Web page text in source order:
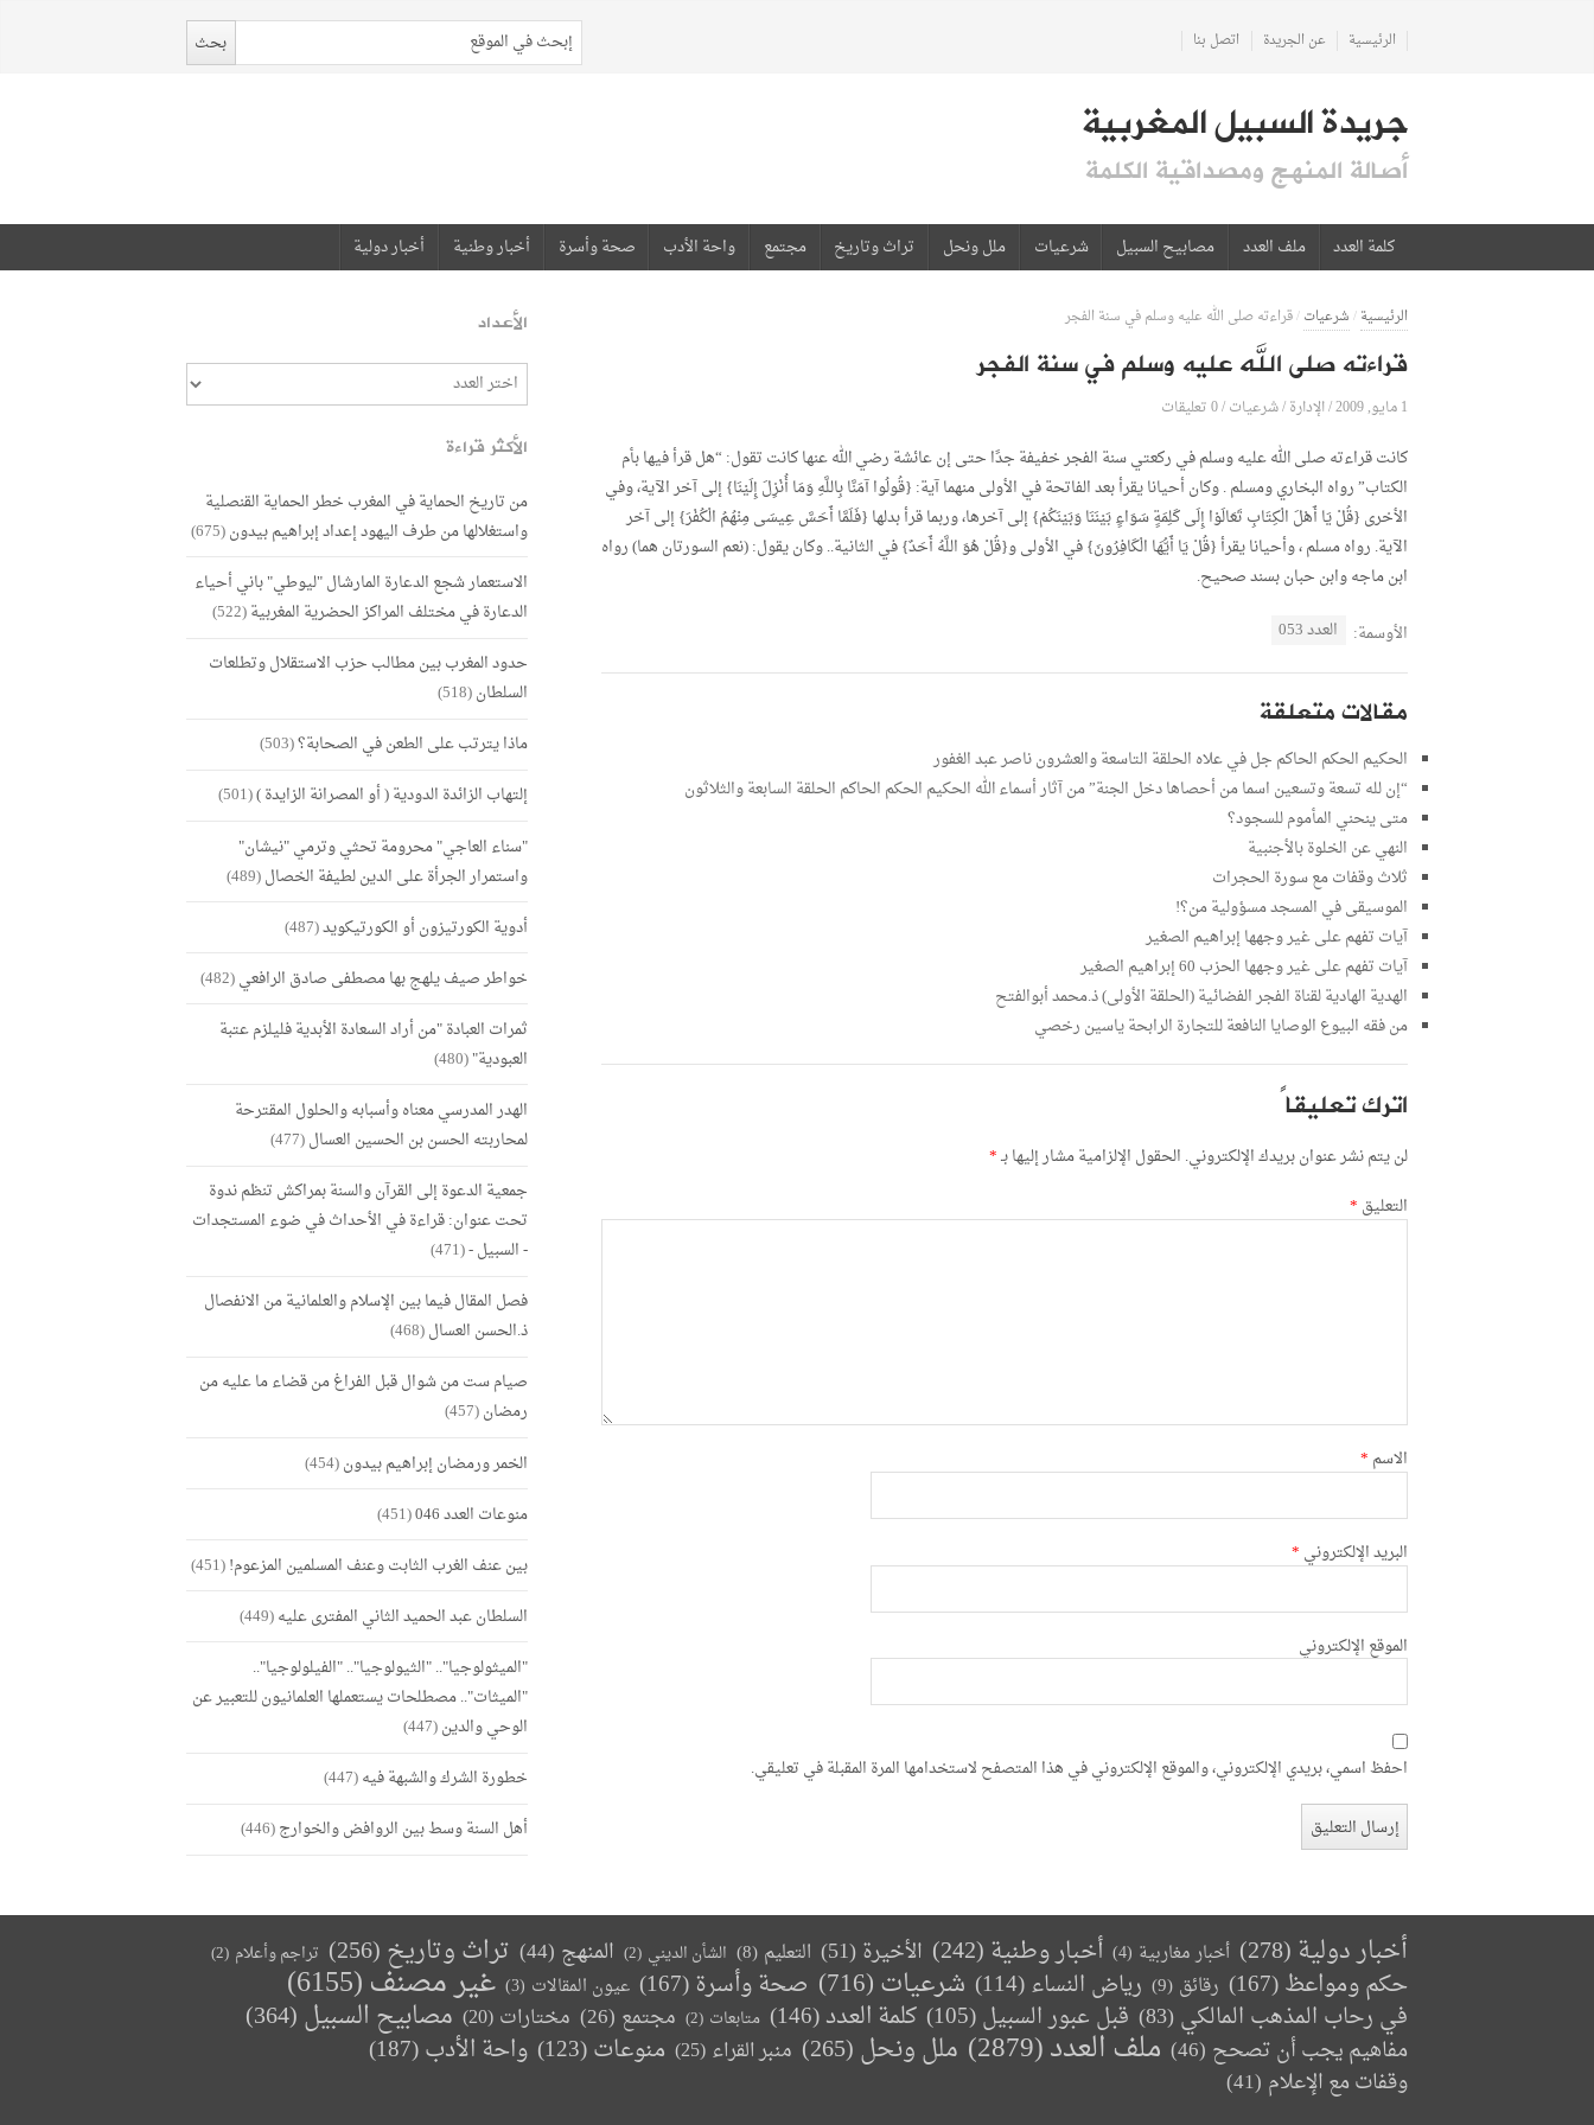
الرئيسية عن الجريدة اتصل بنا
جريدة السبيل المغربية
أصالة المنهج ومصداقية الكلمة
كلمة العدد ملف العدد مصابيح السبيل شرعيات ملل ونحل تراث وتاريخ مجتمع واحة الأدب صحة وأسرة أخبار وطنية أخبار دولية
الرئيسية/شرعيات/قراءته صلى الله عليه وسلم في سنة الفجر
قراءته صلى الله عليه وسلم في سنة الفجر
1 مايو, 2009 /الإدارة/شرعيات/0 تعليقات
كانت قراءته صلى الله عليه وسلم في ركعتي سنة الفجر خفيفة جدًا حتى إن عائشة رضي الله عنها كانت تقول: “هل قرأ فيها بأم
الكتاب” رواه البخاري ومسلم . وكان أحيانا يقرأ بعد الفاتحة في الأولى منهما آية: {قُولُوا آمَنَّا بِاللَّهِ وَمَا أُنْزِلَ إِلَيْنَا} إلى آخر الآية، وفي
الأخرى {قُلْ يَا أَهْلَ الْكِتَابِ تَعَالَوْا إِلَى كَلِمَةٍ سَوَاءٍ بَيْنَنَا وَبَيْنَكُمْ} إلى آخرها، وربما قرأ بدلها {فَلَمَّا أَحَسَّ عِيسَى مِنْهُمُ الْكُفْرَ} إلى آخر
الآية. رواه مسلم ، وأحيانا يقرأ {قُلْ يَا أَيُّهَا الْكَافِرُونَ} في الأولى و{قُلْ هُوَ اللَّهُ أَحَدٌ} في الثانية.. وكان يقول: (نعم السورتان هما) رواه
ابن ماجه وابن حبان بسند صحيح.
الأوسمة: العدد 053
مقالات متعلقة
الحكيم الحكم الحاكم جل في علاه الحلقة التاسعة والعشرون ناصر عبد الغفور
“إن لله تسعة وتسعين اسما من أحصاها دخل الجنة” من آثار أسماء الله الحكيم الحكم الحاكم الحلقة السابعة والثلاثون
متى ينحني المأموم للسجود؟
النهي عن الخلوة بالأجنبية
ثلاث وقفات مع سورة الحجرات
الموسيقى في المسجد مسؤولية من؟!
آيات تفهم على غير وجهها إبراهيم الصغير
آيات تفهم على غير وجهها الحزب 60 إبراهيم الصغير
الهدية الهادية لقناة الفجر الفضائية (الحلقة الأولى) ذ.محمد أبوالفتح
من فقه البيوع الوصايا النافعة للتجارة الرابحة ياسين رخصي
اترك تعليقاً
لن يتم نشر عنوان بريدك الإلكتروني. الحقول الإلزامية مشار إليها بـ*
التعليق *
الاسم *
البريد الإلكتروني *
الموقع الإلكتروني
احفظ اسمي، بريدي الإلكتروني، والموقع الإلكتروني في هذا المتصفح لاستخدامها المرة المقبلة في تعليقي.
الأعداد
الأكثر قراءة
من تاريخ الحماية في المغرب خطر الحماية القنصلية
واستغلالها من طرف اليهود إعداد إبراهيم بيدون(675)
الاستعمار شجع الدعارة المارشال "ليوطي" باني أحياء
الدعارة في مختلف المراكز الحضرية المغربية(522)
حدود المغرب بين مطالب حزب الاستقلال وتطلعات
السلطان(518)
ماذا يترتب على الطعن في الصحابة؟(503)
إلتهاب الزائدة الدودية ( أو المصرانة الزايدة )(501)
"سناء العاجي" محرومة تحثي وترمي "نيشان"
واستمرار الجرأة على الدين لطيفة الخصال(489)
أدوية الكورتيزون أو الكورتيكويد(487)
خواطر صيف يلهج بها مصطفى صادق الرافعي(482)
ثمرات العبادة "من أراد السعادة الأبدية فليلزم عتبة
العبودية"(480)
الهدر المدرسي معناه وأسبابه والحلول المقترحة
لمحاربته الحسن بن الحسين العسال(477)
جمعية الدعوة إلى القرآن والسنة بمراكش تنظم ندوة
تحت عنوان: قراءة في الأحداث في ضوء المستجدات
- السبيل -(471)
فصل المقال فيما بين الإسلام والعلمانية من الانفصال
ذ.الحسن العسال(468)
صيام ست من شوال قبل الفراغ من قضاء ما عليه من
رمضان(457)
الخمر ورمضان إبراهيم بيدون(454)
منوعات العدد 046
(451)
بين عنف الغرب الثابت وعنف المسلمين المزعوم!(451)
السلطان عبد الحميد الثاني المفترى عليه(449)
"الميثولوجيا".. "الثيولوجيا".. "الفيلولوجيا"..
"الميثات".. مصطلحات يستعملها العلمانيون للتعبير عن
الوحي والدين(447)
خطورة الشرك والشبهة فيه(447)
أهل السنة وسط بين الروافض والخوارج(446)
أخبار دولية (278) أخبار مغاربية (4) أخبار وطنية(242) الأخيرة (51) التعليم (8) الشأن الديني (2) المنهج (44) تراث وتاريخ(256) تراجم وأعلام (2)
حكم ومواعظ(167) رقائق (9) رياض النساء(114) شرعيات(716) صحة وأسرة(167) عيون المقالات (3) غير مصنف(6155)
في رحاب المذهب المالكي (83) قبل عبور السبيل(105) كلمة العدد(146) متابعات (2) مجتمع (26) مختارات (20) مصابيح السبيل(364)
مفاهيم يجب أن تصحح (46) ملف العدد(2879) ملل ونحل(265) منبر القراء(25) منوعات(123) واحة الأدب(187)
وقفات مع الإعلام (41)